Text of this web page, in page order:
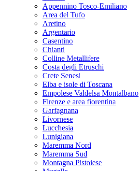
Appennino Tosco-Emiliano
Area del Tufo
Aretino
Argentario
Casentino
Chianti
Colline Metallifere
Costa degli Etruschi
Crete Senesi
Elba e isole di Toscana
Empolese Valdelsa Montalbano
Firenze e area fiorentina
Garfagnana
Livornese
Lucchesia
Lunigiana
Maremma Nord
Maremma Sud
Montagna Pistoiese